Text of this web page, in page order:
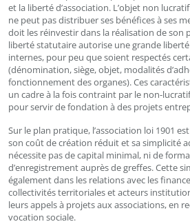
et la liberté d’association. L’objet non
ne peut pas distribuer ses bénéfices à ses
doit les réinvestir dans la réalisation de son
liberté statutaire autorise une grande
internes, pour peu que soient respectés
(dénomination, siège, objet, modalités
fonctionnement des organes). Ces
un cadre à la fois contraint par le non-
pour servir de fondation à des projets
Sur le plan pratique, l’association loi 1901
son coût de création réduit et sa simplicité
nécessite pas de capital minimal, ni de
d’enregistrement auprès de greffes. Cette
également dans les relations avec les
collectivités territoriales et acteurs
leurs appels à projets aux associations, en
vocation sociale.